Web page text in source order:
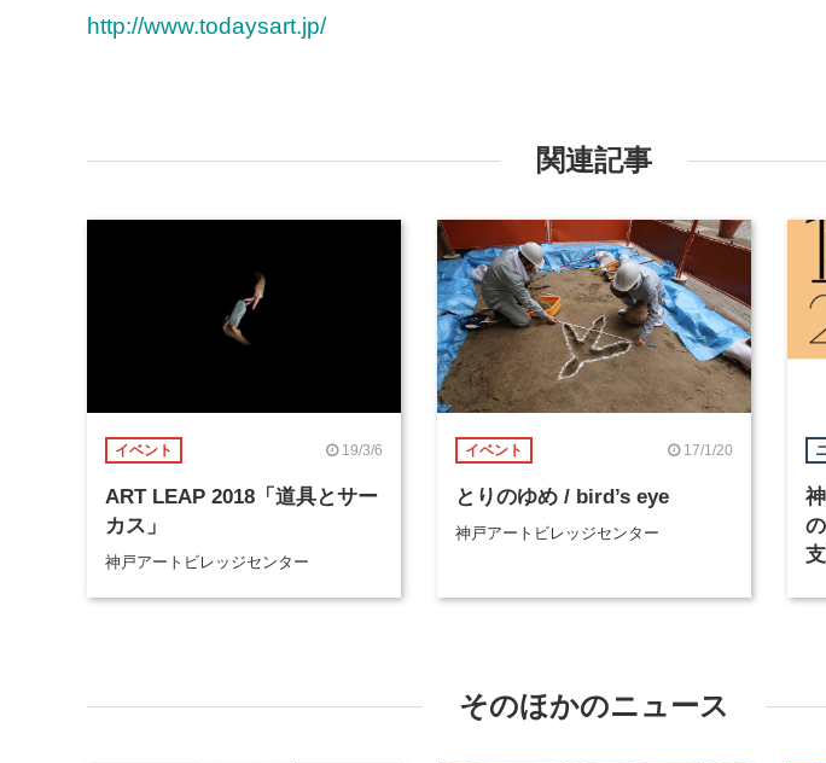
http://www.todaysart.jp/
関連記事
イベント 19/3/6
ART LEAP 2018「道具とサー
カス」
神戸アートビレッジセンター
イベント 17/1/20
とりのゆめ / bird’s eye
神戸アートビレッジセンター
そのほかのニュース